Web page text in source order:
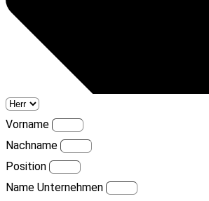
Vorname
Nachname
Position
Name Unternehmen